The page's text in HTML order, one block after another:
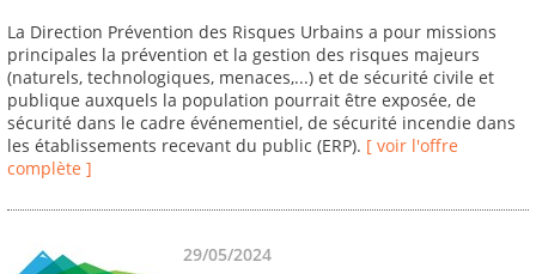
La Direction Prévention des Risques Urbains a pour missions
principales la prévention et la gestion des risques majeurs
(naturels, technologiques, menaces,...) et de sécurité civile et
publique auxquels la population pourrait être exposée, de
sécurité dans le cadre événementiel, de sécurité incendie dans
les établissements recevant du public (ERP). [ voir l'offre
complète ]
29/05/2024